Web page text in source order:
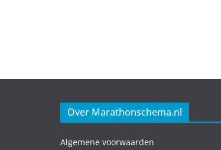
Over Marathonschema.nl
Algemene voorwaarden